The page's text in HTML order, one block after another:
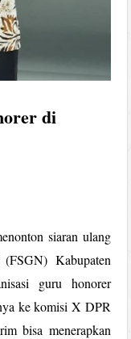
di
siaran ulang
Kabupaten
guru honorer
ke komisi X DPR
bisa menerapkan